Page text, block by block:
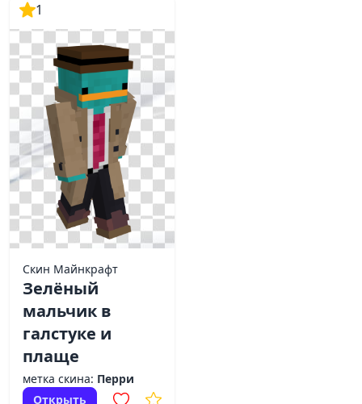
1
Скин Майнкрафт
Зелёный
мальчик в
галстуке и
плаще
метка скина: Перри
Открыть